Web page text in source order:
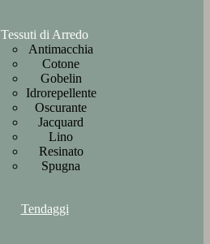
Tessuti di Arredo
Antimacchia
Cotone
Gobelin
Idrorepellente
Oscurante
Jacquard
Lino
Resinato
Spugna
Tendaggi